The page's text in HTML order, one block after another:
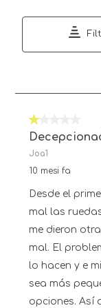
8
recensioni.
1 su 5 stelle.
Joa1
10 mesi fa
Desde el
mal las
me dieron
mal. El
lo hacen y e
sea más
opciones. Así